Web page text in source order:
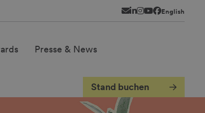
Presse & News
Newsletter
LinkedIn
Instagram
YouTube
Facebook
English
Stand buchen